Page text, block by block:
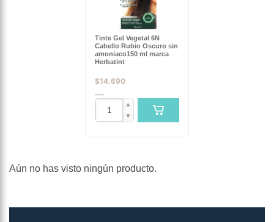
Tinte Gel Vegetal 6N
Cabello Rubio Oscuro sin
amoniaco150 ml marca
Herbatint
$14.690
▲
▼
Aún no has visto ningún producto.